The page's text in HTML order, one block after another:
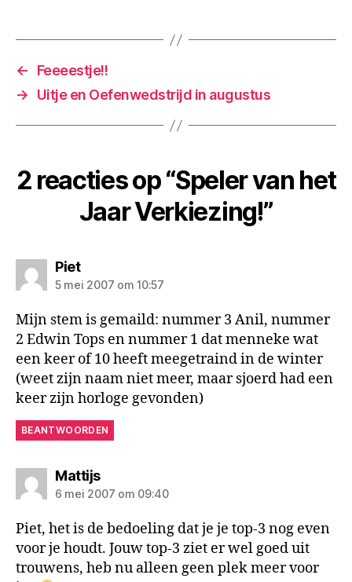
←
Feeeestje!!
→
Uitje en Oefenwedstrijd in augustus
2 reacties op “Speler van het
Jaar Verkiezing!”
Pietzegt:
5 mei 2007 om 10:57
Mijn stem is gemaild: nummer 3 Anil, nummer
2 Edwin Tops en nummer 1 dat menneke wat
een keer of 10 heeft meegetraind in de winter
(weet zijn naam niet meer, maar sjoerd had een
keer zijn horloge gevonden)
BEANTWOORDEN
Mattijszegt:
6 mei 2007 om 09:40
Piet, het is de bedoeling dat je je top-3 nog even
voor je houdt. Jouw top-3 ziet er wel goed uit
trouwens, heb nu alleen geen plek meer voor